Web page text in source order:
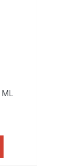
ML